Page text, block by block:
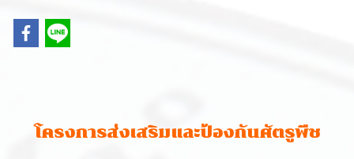
โครงการส่งเสริมและป้องกันศัตรูพืช